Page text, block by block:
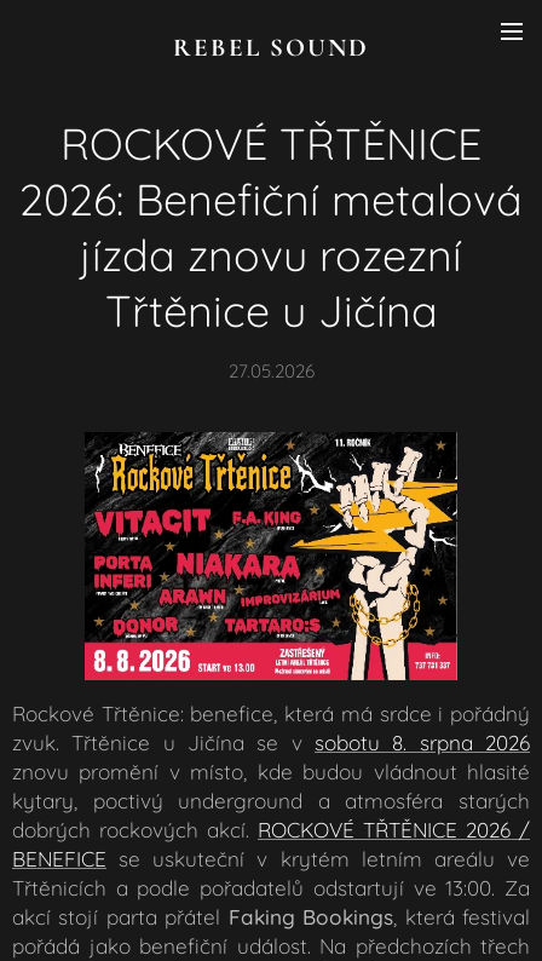
REBEL SOUND
ROCKOVÉ TŘTĚNICE
2026: Benefiční metalová
jízda znovu rozezní
Třtěnice u Jičína
27.05.2026
Rockové Třtěnice: benefice, která má srdce i pořádný
zvuk. Třtěnice u Jičína se v sobotu 8. srpna 2026
znovu promění v místo, kde budou vládnout hlasité
kytary, poctivý underground a atmosféra starých
dobrých rockových akcí. ROCKOVÉ TŘTĚNICE 2026 /
BENEFICE se uskuteční v krytém letním areálu ve
Třtěnicích a podle pořadatelů odstartují ve 13:00. Za
akcí stojí parta přátel Faking Bookings, která festival
pořádá jako benefiční událost. Na předchozích třech